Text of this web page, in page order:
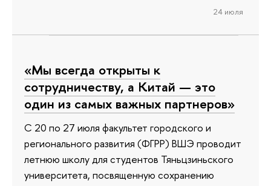
24 июля
«Мы всегда открыты к
сотрудничеству, а Китай — это
один из самых важных партнеров»
С 20 по 27 июля факультет городского и
регионального развития (ФГРР) ВШЭ проводит
летнюю школу для студентов Тяньцзиньского
университета, посвященную сохранению